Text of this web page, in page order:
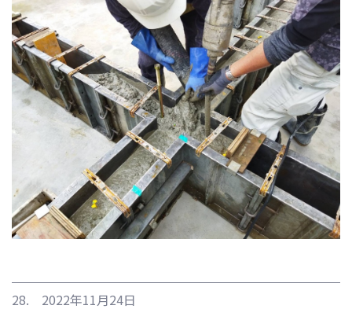
28. 2022年11月24日